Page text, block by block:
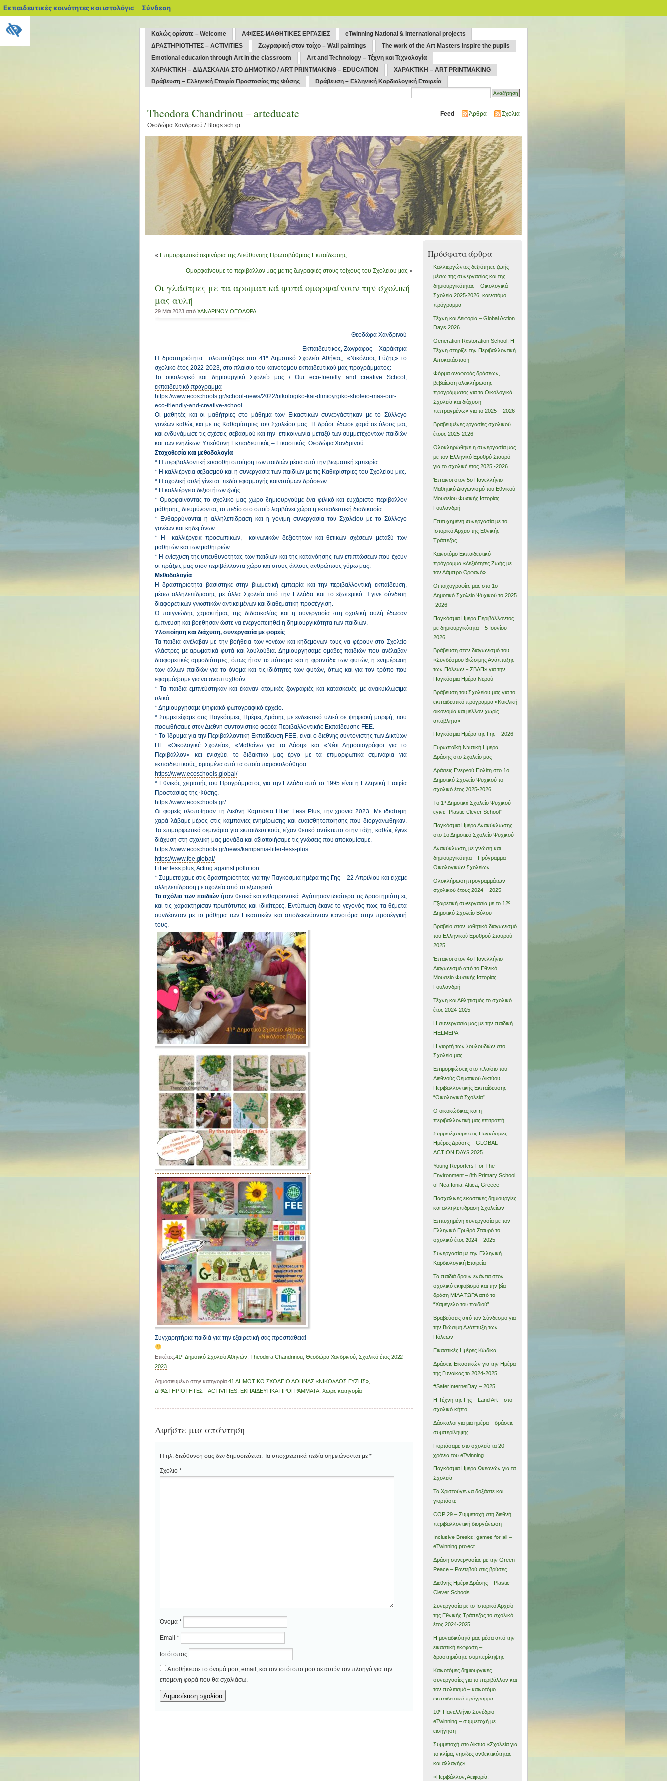
Kαλώς ορίσατε – Welcome ΑΦΙΣΕΣ-ΜΑΘΗΤΙΚΕΣ ΕΡΓΑΣΙΕΣ
eTwinning National & International projects
ΔΡΑΣΤΗΡΙΟΤΗΤΕΣ – ACTIVITIES
Ζωγραφική στον τοίχο – Wall paintings
The work of the Art Masters inspire the pupils
Emotional education through Art in the classroom
Art and Technology – Τέχνη και Τεχνολογία
ΧΑΡΑΚΤΙΚΗ – ΔΙΔΑΣΚΑΛΙΑ ΣΤΟ ΔΗΜΟΤΙΚΟ / ART PRINTMAKING – EDUCATION
ΧΑΡΑΚΤΙΚΗ – ART PRINTMAKING
Βράβευση – Ελληνική Εταιρία Προστασίας της Φύσης
Βράβευση – Ελληνική Καρδιολογική Εταιρεία
Theodora Chandrinou – arteducate
Θεοδώρα Χανδρινού / Blogs.sch.gr
Feed Άρθρα Σχόλια
« Επιμορφωτικά σεμινάρια της Διεύθυνσης Πρωτοβάθμιας Εκπαίδευσης
Ομορφαίνουμε το περιβάλλον μας με τις ζωγραφιές στους τοίχους του Σχολείου μας »
Οι γλάστρες με τα αρωματικά φυτά ομορφαίνουν την σχολική
μας αυλή
29 Μάι 2023 από ΧΑΝΔΡΙΝΟΥ ΘΕΟΔΩΡΑ
Θεοδώρα Χανδρινού
Εκπαιδευτικός, Ζωγράφος – Χαράκτρια
Η δραστηριότητα υλοποιήθηκε στο 41º Δημοτικό Σχολείο Αθήνας, «Νικόλαος Γύζης» το
σχολικό έτος 2022-2023, στο πλαίσιο του καινοτόμου εκπαιδευτικού μας προγράμματος:
Το οικολογικό και δημιουργικό Σχολείο μας / Our eco-friendly and creative School,
εκπαιδευτικό πρόγραμμα
https://www.ecoschools.gr/school-news/2022/oikologiko-kai-dimioyrgiko-sholeio-mas-our-
eco-friendly-and-creative-school
Οι μαθητές και οι μαθήτριες στο μάθημα των Εικαστικών συνεργάστηκαν με το Σύλλογο
γονέων καθώς και με τις Καθαρίστριες του Σχολείου μας. Η δράση έδωσε χαρά σε όλους μας
και ενδυνάμωσε τις σχέσεις σεβασμού και την επικοινωνία μεταξύ των συμμετεχόντων παιδιών
και των ενηλίκων. Υπεύθυνη Εκπαιδευτικός – Εικαστικός: Θεοδώρα Χανδρινού.
Στοχοθεσία και μεθοδολογία
* Η περιβαλλοντική ευαισθητοποίηση των παιδιών μέσα από την βιωματική εμπειρία
* Η καλλιέργεια σεβασμού και η συνεργασία των παιδιών με τις Καθαρίστριες του Σχολείου μας.
* Η σχολική αυλή γίνεται πεδίο εφαρμογής καινοτόμων δράσεων.
* Η καλλιέργεια δεξιοτήτων ζωής.
* Ομορφαίνοντας το σχολικό μας χώρο δημιουργούμε ένα φιλικό και ευχάριστο περιβάλλον
μάθησης, διευρύνοντας το πεδίο στο οποίο λαμβάνει χώρα η εκπαιδευτική διαδικασία.
* Ενθαρρύνονται η αλληλεπίδραση και η γόνιμη συνεργασία του Σχολείου με το Σύλλογο
γονέων και κηδεμόνων.
* Η καλλιέργεια προσωπικών, κοινωνικών δεξιοτήτων και θετικών σχέσεων μεταξύ των
μαθητών και των μαθητριών.
* Η ενίσχυση της υπευθυνότητας των παιδιών και της κατανόησης των επιπτώσεων που έχουν
οι πράξεις μας στον περιβάλλοντα χώρο και στους άλλους ανθρώπους γύρω μας.
Μεθοδολογία
Η δραστηριότητα βασίστηκε στην βιωματική εμπειρία και την περιβαλλοντική εκπαίδευση,
μέσω αλληλεπίδρασης με άλλα Σχολεία από την Ελλάδα και το εξωτερικό. Έγινε σύνδεση
διαφορετικών γνωστικών αντικειμένων και διαθεματική προσέγγιση.
Ο παιγνιώδης χαρακτήρας της διδασκαλίας και η συνεργασία στη σχολική αυλή έδωσαν
έμπνευση και βοήθησαν ώστε να ενεργοποιηθεί η δημιουργικότητα των παιδιών.
Υλοποίηση και διάχυση, συνεργασία με φορείς
Τα παιδιά ανέλαβαν με την βοήθεια των γονέων και κηδεμόνων τους να φέρουν στο Σχολείο
γλάστρες με αρωματικά φυτά και λουλούδια. Δημιουργήσαμε ομάδες παιδιών που ανέλαβαν
διαφορετικές αρμοδιότητες, όπως ήταν το πότισμα και η φροντίδα των φυτών, η ενημέρωση
των άλλων παιδιών για το όνομα και τις ιδιότητες των φυτών, όπως και για τον τρόπο που
εφαρμόζουμε για να αναπτυχθούν.
* Τα παιδιά εμπνεύστηκαν και έκαναν ατομικές ζωγραφιές και κατασκευές με ανακυκλώσιμα
υλικά.
* Δημιουργήσαμε ψηφιακό φωτογραφικό αρχείο.
* Συμμετείχαμε στις Παγκόσμιες Ημέρες Δράσης με ενδεικτικό υλικό σε ψηφιακή μορφή, που
προωθήσαμε στον Διεθνή συντονιστικό φορέα Περιβαλλοντικής Εκπαίδευσης FEE.
* Το Ίδρυμα για την Περιβαλλοντική Εκπαίδευση FEE, είναι ο διεθνής συντονιστής των Δικτύων
ΠΕ «Οικολογικά Σχολεία», «Μαθαίνω για τα Δάση» και «Νέοι Δημοσιογράφοι για το
Περιβάλλον» και ενισχύει το διδακτικό μας έργο με τα επιμορφωτικά σεμινάρια για
εκπαιδευτικούς, ορισμένα από τα οποία παρακολούθησα.
https://www.ecoschools.global/
* Εθνικός χειριστής του Προγράμματος για την Ελλάδα από το 1995 είναι η Ελληνική Εταιρία
Προστασίας της Φύσης.
https://www.ecoschools.gr/
Οι φορείς υλοποίησαν τη Διεθνή Καμπάνια Litter Less Plus, την χρονιά 2023. Με ιδιαίτερη
χαρά λάβαμε μέρος στις καμπάνιες ενημέρωσης και ευαισθητοποίησης που διοργανώθηκαν.
Τα επιμορφωτικά σεμινάρια για εκπαιδευτικούς είχαν θετικό αντίκτυπο στην τάξη, καθώς έγινε
διάχυση στη σχολική μας μονάδα και αξιοποιήσαμε τις γνώσεις που αποκομίσαμε.
https://www.ecoschools.gr/news/kampania-litter-less-plus
https://www.fee.global/
Litter less plus,Acting against pollution
* Συμμετείχαμε στις δραστηριότητες για την Παγκόσμια ημέρα της Γης – 22 Απριλίου και είχαμε
αλληλεπίδραση με σχολεία από το εξωτερικό.
Τα σχόλια των παιδιών ήταν θετικά και ενθαρρυντικά. Αγάπησαν ιδιαίτερα τις δραστηριότητες
και τις χαρακτήρισαν πρωτότυπες και ιδιαίτερες. Εντύπωση έκανε το γεγονός πως τα θέματα
συνδέονταν με το μάθημα των Εικαστικών και αποδεικνύονταν καινοτόμα στην προσέγγισή
τους.
Συγχαρητήρια παιδιά για την εξαιρετική σας προσπάθεια!
Ετικέτες:41º Δημοτικό Σχολείο Αθηνών Theodora Chandrinou Θεοδώρα Χανδρινού Σχολικό έτος 2022-
2023
Δημοσιευμένο στην κατηγορία 41 ΔΗΜΟΤΙΚΟ ΣΧΟΛΕΙΟ ΑΘΗΝΑΣ «ΝΙΚΟΛΑΟΣ ΓΥΖΗΣ»
ΔΡΑΣΤΗΡΙΟΤΗΤΕΣ - ACTIVITIES
ΕΚΠΑΙΔΕΥΤΙΚΑ ΠΡΟΓΡΑΜΜΑΤΑ Χωρίς κατηγορία
Αφήστε μια απάντηση
Η ηλ. διεύθυνση σας δεν δημοσιεύεται. Τα υποχρεωτικά πεδία σημειώνονται με *
Σχόλιο *
Όνομα *
Email *
Ιστότοπος
Αποθήκευσε το όνομά μου, email, και τον ιστότοπο μου σε αυτόν τον πλοηγό για την
επόμενη φορά που θα σχολιάσω.
Πρόσφατα άρθρα
Καλλιεργώντας δεξιότητες ζωής
μέσω της συνεργασίας και της
δημιουργικότητας – Οικολογικά
Σχολεία 2025-2026, καινοτόμο
πρόγραμμα
Τέχνη και Αειφορία – Global Action
Days 2026
Generation Restoration School: Η
Τέχνη στηρίζει την Περιβαλλοντική
Αποκατάσταση
Φόρμα αναφοράς δράσεων,
βεβαίωση ολοκλήρωσης
προγράμματος για τα Οικολογικά
Σχολεία και διάχυση
πεπραγμένων για το 2025 – 2026
Βραβευμένες εργασίες σχολικού
έτους 2025-2026
Ολοκληρώθηκε η συνεργασία μας
με τον Ελληνικό Ερυθρό Σταυρό
για το σχολικό έτος 2025 -2026
Έπαινοι στον 5ο Πανελλήνιο
Μαθητικό Διαγωνισμό του Εθνικού
Μουσείου Φυσικής Ιστορίας
Γουλανδρή
Επιτυχημένη συνεργασία με το
Ιστορικό Αρχείο της Εθνικής
Τράπεζας
Καινοτόμο Εκπαιδευτικό
πρόγραμμα «Δεξιότητες Ζωής με
τον Λάμπρο Ορφανό»
Οι τοιχογραφίες μας στο 1ο
Δημοτικό Σχολείο Ψυχικού το 2025
-2026
Παγκόσμια Ημέρα Περιβάλλοντος
με δημιουργικότητα – 5 Ιουνίου
2026
Βράβευση στον διαγωνισμό του
«Συνδέσμου Βιώσιμης Ανάπτυξης
των Πόλεων – ΣΒΑΠ» για την
Παγκόσμια Ημέρα Νερού
Βράβευση του Σχολείου μας για το
εκπαιδευτικό πρόγραμμα «Κυκλική
οικονομία και μέλλον χωρίς
απόβλητα»
Παγκόσμια Ημέρα της Γης – 2026
Ευρωπαϊκή Ναυτική Ημέρα
Δράσης στο Σχολείο μας
Δράσεις Ενεργού Πολίτη στο 1ο
Δημοτικό Σχολείο Ψυχικού το
σχολικό έτος 2025-2026
Το 1º Δημοτικό Σχολείο Ψυχικού
έγινε “Plastic Clever School”
Παγκόσμια Ημέρα Ανακύκλωσης
στο 1ο Δημοτικό Σχολείο Ψυχικού
Ανακύκλωση, με γνώση και
δημιουργικότητα – Πρόγραμμα
Οικολογικών Σχολείων
Ολοκλήρωση προγραμμάτων
σχολικού έτους 2024 – 2025
Εξαιρετική συνεργασία με το 12º
Δημοτικό Σχολείο Βόλου
Βραβείο στον μαθητικό διαγωνισμό
του Ελληνικού Ερυθρού Σταυρού –
2025
Έπαινοι στον 4ο Πανελλήνιο
Διαγωνισμό από το Εθνικό
Μουσείο Φυσικής Ιστορίας
Γουλανδρή
Τέχνη και Αθλητισμός το σχολικό
έτος 2024-2025
Η συνεργασία μας με την παιδική
HELMEPA
Η γιορτή των λουλουδιών στο
Σχολείο μας
Επιμορφώσεις στο πλαίσιο του
Διεθνούς Θεματικού Δικτύου
Περιβαλλοντικής Εκπαίδευσης
“Οικολογικά Σχολεία”
Ο οικοκώδικας και η
περιβαλλοντική μας επιτροπή
Συμμετέχουμε στις Παγκόσμιες
Ημέρες Δράσης – GLOBAL
ACTION DAYS 2025
Young Reporters For The
Environment – 8th Primary School
of Nea Ionia, Attica, Greece
Πασχαλινές εικαστικές δημιουργίες
και αλληλεπίδραση Σχολείων
Επιτυχημένη συνεργασία με τον
Ελληνικό Ερυθρό Σταυρό το
σχολικό έτος 2024 – 2025
Συνεργασία με την Ελληνική
Καρδιολογική Εταιρεία
Τα παιδιά δρουν ενάντια στον
σχολικό εκφοβισμό και την βία –
δράση ΜΙΛΑ ΤΩΡΑ από το
“Χαμέγελο του παιδιού”
Βραβεύσεις από τον Σύνδεσμο για
την Βιώσιμη Ανάπτυξη των
Πόλεων
Εικαστικές Ημέρες Κώδικα
Δράσεις Εικαστικών για την Ημέρα
της Γυναίκας το 2024-2025
#SaferInternetDay – 2025
Η Τέχνη της Γης – Land Art – στο
σχολικό κήπο
Δάσκαλοι για μια ημέρα – δράσεις
συμπερίληψης
Γιορτάσαμε στο σχολείο τα 20
χρόνια του eTwinning
Παγκόσμια Ημέρα Ωκεανών για τα
Σχολεία
Τα Χριστούγεννα δοξάστε και
γιορτάστε
COP 29 – Συμμετοχή στη διεθνή
περιβαλλοντική διοργάνωση
Inclusive Breaks: games for all –
eTwinning project
Δράση συνεργασίας με την Green
Peace – Ραντεβού στις βρύσες
Διεθνής Ημέρα Δράσης – Plastic
Clever Schools
Συνεργασία με το Ιστορικό Αρχείο
της Εθνικής Τράπεζας το σχολικό
έτος 2024-2025
Η μοναδικότητά μας μέσα από την
εικαστική έκφραση –
δραστηριότητα συμπερίληψης
Καινοτόμες δημιουργικές
συνεργασίες για το περιβάλλον και
τον πολιτισμό – καινοτόμο
εκπαιδευτικό πρόγραμμα
10º Πανελλήνιο Συνέδριο
eTwinning – συμμετοχή με
εισήγηση
Συμμετοχή στο Δίκτυο «Σχολεία για
το κλίμα, νησίδες ανθεκτικότητας
και αλλαγής»
«Περιβάλλον, Αειφορία,
Εκπαιδευτικές κοινότητες και ιστολόγια blogs.sch.gr
Σύνδεση